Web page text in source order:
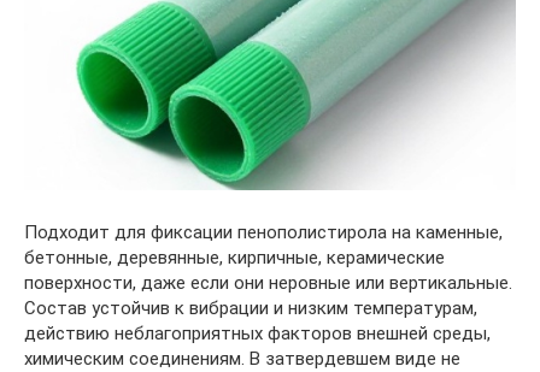
Подходит для фиксации пенополистирола на каменные,
бетонные, деревянные, кирпичные, керамические
поверхности, даже если они неровные или вертикальные.
Состав устойчив к вибрации и низким температурам,
действию неблагоприятных факторов внешней среды,
химическим соединениям. В затвердевшем виде не